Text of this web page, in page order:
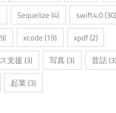
Sequelize (4) swift4.0(30)
xcode (19) xpdf(2)
支援 (3) 写真(3) 昔話(3)
起業 (3)